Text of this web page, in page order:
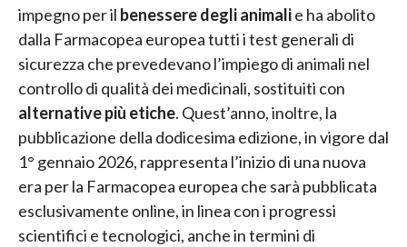
impegno per il benessere degli animalie ha abolito
dalla Farmacopea europea tutti i test generali di
sicurezza che prevedevano l’impiego di animali nel
controllo di qualità dei medicinali, sostituiti con
alternative più etiche. Quest’anno, inoltre, la
pubblicazione della dodicesima edizione, in vigore dal
1° gennaio 2026, rappresenta l’inizio di una nuova
era per la Farmacopea europea che sarà pubblicata
esclusivamente online, in linea con i progressi
scientifici e tecnologici, anche in termini di